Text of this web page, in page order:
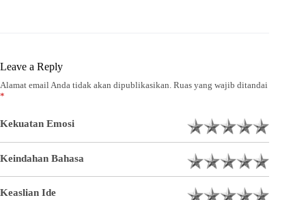
Leave a Reply
Alamat email Anda tidak akan dipublikasikan. Ruas yang wajib ditandai
*
Kekuatan Emosi
Keindahan Bahasa
Keaslian Ide